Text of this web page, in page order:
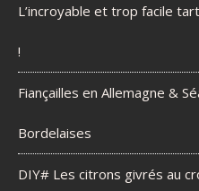
L’incroyable et trop facile
!
Fiançailles en Allemagne &
Bordelaises
DIY# Les citrons givrés au